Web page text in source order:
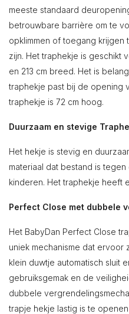
meeste standaard
betrouwbare barrière om te
opklimmen of toegang krijgen
zijn. Het traphekje is geschikt
en 213 cm breed. Het is
traphekje past bij de opening
traphekje is 72 cm hoog.
Duurzaam en stevige
Het hekje is stevig en
materiaal dat bestand is
kinderen. Het traphekje heeft
Perfect Close met dubbele
Het BabyDan Perfect Close
uniek mechanisme dat ervoor
klein duwtje automatisch sluit
gebruiksgemak en de
dubbele
trapje hekje lastig is te